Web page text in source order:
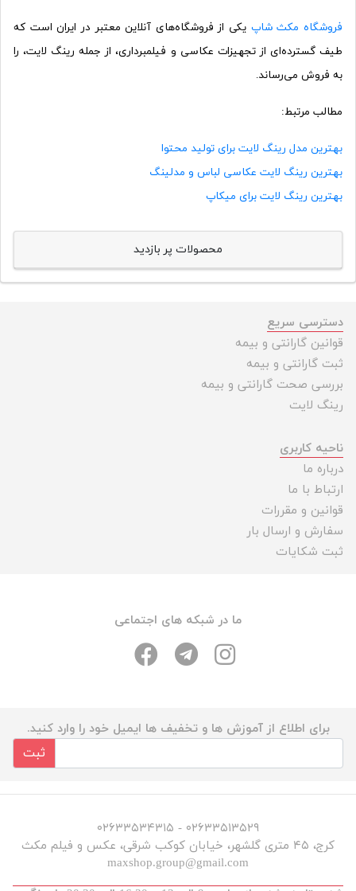
فروشگاه مکث شاپ یکی از فروشگاه‌های آنلاین معتبر در ایران است که
طیف گسترده‌ای از تجهیزات عکاسی و فیلمبرداری، از جمله رینگ لایت، را
به فروش می‌رساند.
مطالب مرتبط:
بهترین مدل رینگ لایت برای تولید محتوا
بهترین رینگ لایت عکاسی لباس و مدلینگ
بهترین رینگ لایت برای میکاپ
محصولات پر بازدید
دسترسی سریع
قوانین گارانتی و بیمه
ثبت گارانتی و بیمه
بررسی صحت گارانتی و بیمه
رینگ لایت
ناحیه کاربری
درباره ما
ارتباط با ما
قوانین و مقررات
سفارش و ارسال بار
ثبت شکایات
ما در شبکه های اجتماعی
برای اطلاع از آموزش ها و تخفیف ها ایمیل خود را وارد کنید.
ثبت
۰۲۶۳۳۵۱۳۵۲۹ - ۰۲۶۳۳۵۳۴۳۱۵
کرج، ۴۵ متری گلشهر، خیابان کوکب شرقی، عکس و فیلم مکث
maxshop.group@gmail.com